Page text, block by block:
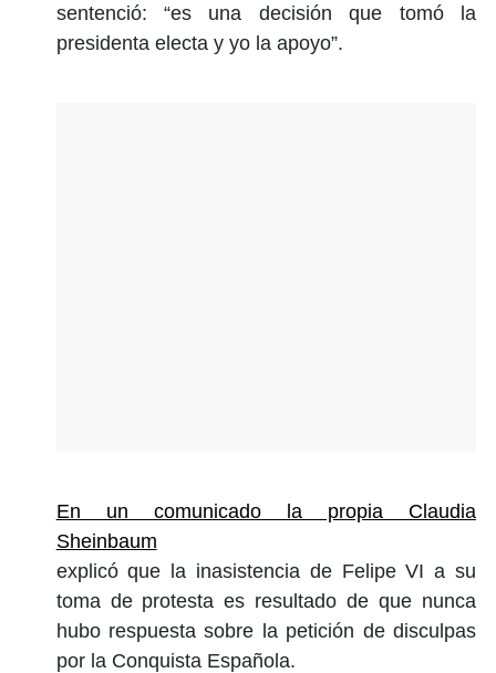
sentenció: “es una decisión que tomó la
presidenta electa y yo la apoyo”.
En un comunicado la propia Claudia
Sheinbaum
explicó que la inasistencia de Felipe VI a su
toma de protesta es resultado de que nunca
hubo respuesta sobre la petición de disculpas
por la Conquista Española.